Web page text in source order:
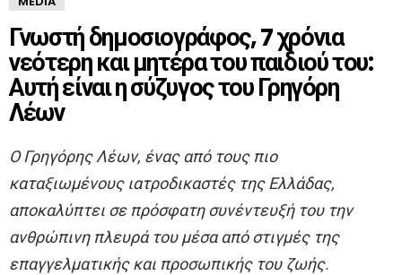
Γνωστή δημοσιογράφος, 7 χρόνια
νεότερη και μητέρα του παιδιού του:
Αυτή είναι η σύζυγος του Γρηγόρη
Λέων
Ο Γρηγόρης Λέων, ένας από τους πιο
καταξιωμένους ιατροδικαστές της Ελλάδας,
αποκαλύπτει σε πρόσφατη συνέντευξή του την
ανθρώπινη πλευρά του μέσα από στιγμές της
επαγγελματικής και προσωπικής του ζωής.